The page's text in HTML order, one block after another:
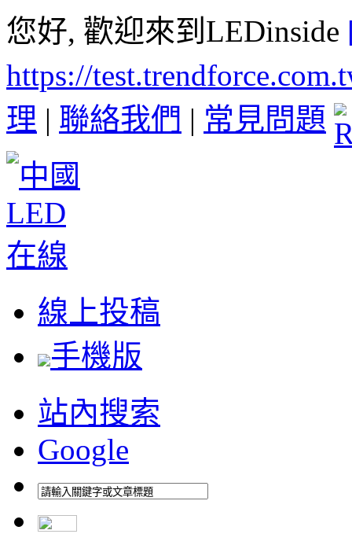
您好, 歡迎來到LEDinside
https://
理 | 聯絡我們 | 常見問題
線上投稿
手機版
站內搜索
Google